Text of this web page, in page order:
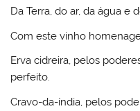
Da Terra, do ar, da água e
Com este vinho
Erva cidreira, pelos
perfeito.
Cravo-da-índia, pelos